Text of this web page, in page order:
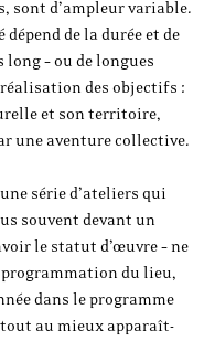
sont d’ampleur variable.
de la durée et de
– ou de longues
des objectifs :
et son territoire,
une aventure collective.
série d’ateliers qui
souvent devant un
le statut d’œuvre – ne
du lieu,
dans le programme
tout au mieux apparaît-